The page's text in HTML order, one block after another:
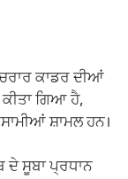
ਕਾਡਰ ਦੀਆਂ
ਗਿਆ ਹੈ,
ਸ਼ਾਮਲ ਹਨ।
ਦੇ ਸੂਬਾ ਪ੍ਰਧਾਨ